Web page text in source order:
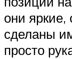
они яркие,
сделаны
просто